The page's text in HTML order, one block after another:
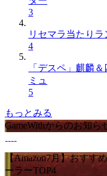
3
リセマラ当たり
4
「デスペ」麒麟
ミュ
5
もっとみる
GameWithからのお知ら
【Amazon7月】おすす
ーラーTOP4